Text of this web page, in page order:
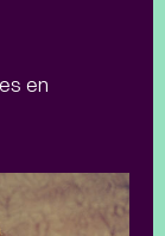
en